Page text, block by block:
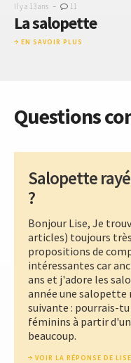
Il y a 13 ans - 11
La salopette
EN SAVOIR PLUS
Questions
Salopette
?
Bonjour Lise, Je
articles) toujours
propositions de
intéressantes car
ans et j'adore les
année une salopette
suivante : pourrais-
féminins à partir
beaucoup.
VOIR LA RÉPONSE DE LISE